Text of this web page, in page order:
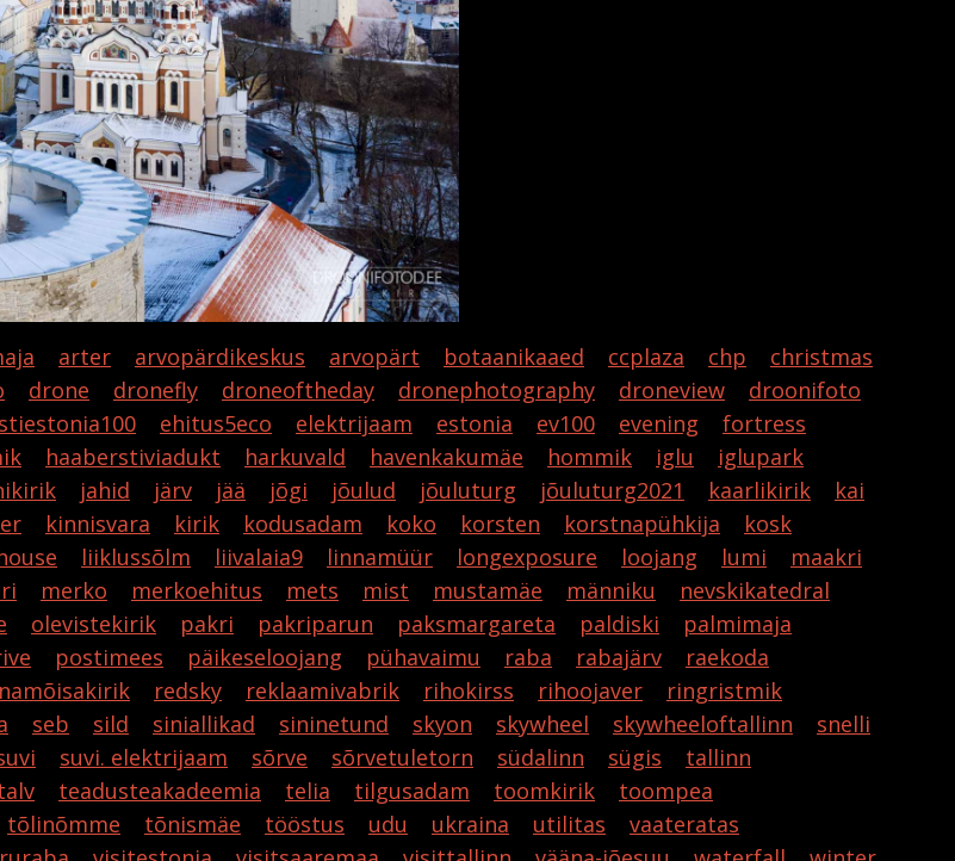
arter arvopärdikeskus arvopärt botaanikaaed ccplaza chp
christmas
drone dronefly droneoftheday dronephotography droneview
droonifoto
ehitus5eco elektrijaam estonia ev100 evening
fortress
haaberstiviadukt harkuvald havenkakumäe hommik iglu
iglupark
jahid järv jää jõgi jõulud jõuluturg jõuluturg2021 kaarlikirik
kai
kinnisvara kirik kodusadam koko korsten korstnapühkija
kosk
liiklussõlm liivalaia9 linnamüür longexposure loojang lumi
maakri
merko merkoehitus mets mist mustamäe männiku
nevskikatedral
olevistekirik pakri pakriparun paksmargareta paldiski
palmimaja
postimees päikeseloojang pühavaimu raba rabajärv
raekoda
redsky reklaamivabrik rihokirss rihoojaver
ringristmik
seb sild siniallikad sininetund skyon skywheel skywheeloftallinn
snelli
suvi. elektrijaam sõrve sõrvetuletorn südalinn sügis
tallinn
teadusteakadeemia telia tilgusadam toomkirik
toompea
tõlinõmme tõnismäe tööstus udu ukraina utilitas
vaateratas